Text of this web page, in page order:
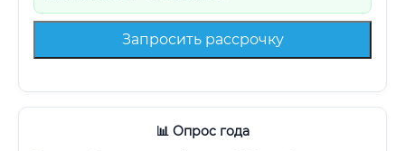
Запросить рассрочку
📊 Опрос года